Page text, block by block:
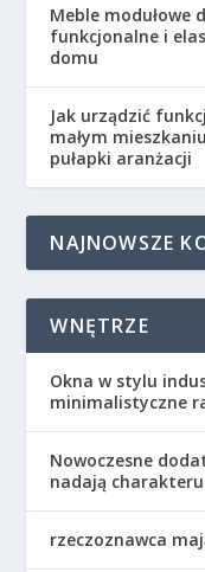
Meble modułowe
funkcjonalne i
domu
Jak urządzić
małym
pułapki aranżacji
NAJNOWSZE
WNĘTRZE
Okna w stylu
minimalistyczne
Nowoczesne
nadają charakteru
rzeczoznawca